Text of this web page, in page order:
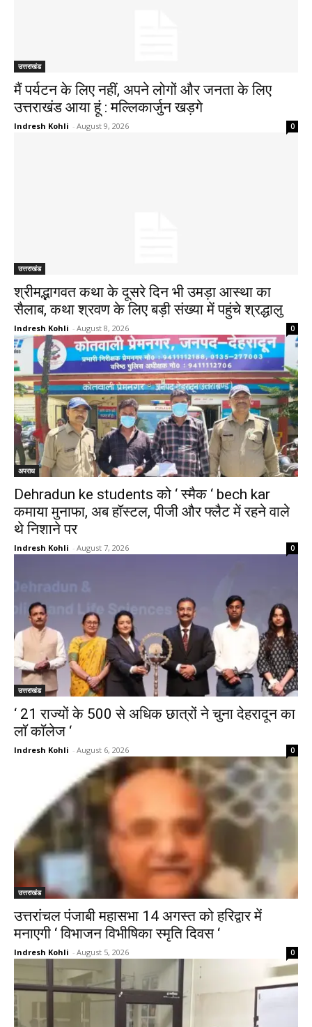
उत्तराखंड
मैं पर्यटन के लिए नहीं, अपने लोगों और जनता के लिए
उत्तराखंड आया हूं : मल्लिकार्जुन खड़गे
Indresh Kohli - August 9, 2026 0
उत्तराखंड
श्रीमद्भागवत कथा के दूसरे दिन भी उमड़ा आस्था का
सैलाब, कथा श्रवण के लिए बड़ी संख्या में पहुंचे श्रद्धालु
Indresh Kohli - August 8, 2026 0
अपराध
Dehradun ke students को ‘ स्मैक ‘ bech kar
कमाया मुनाफा, अब हॉस्टल, पीजी और फ्लैट में रहने वाले
थे निशाने पर
Indresh Kohli - August 7, 2026 0
उत्तराखंड
‘ 21 राज्यों के 500 से अधिक छात्रों ने चुना देहरादून का
लाॅ काॅलेज ‘
Indresh Kohli - August 6, 2026 0
उत्तराखंड
उत्तरांचल पंजाबी महासभा 14 अगस्त को हरिद्वार में
मनाएगी ‘ विभाजन विभीषिका स्मृति दिवस ‘
Indresh Kohli - August 5, 2026 0